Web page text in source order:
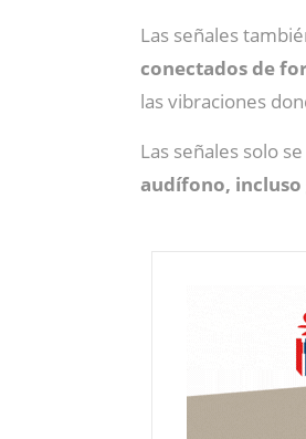
Las señales
conectados de
las vibraciones
Las señales solo
audífono,